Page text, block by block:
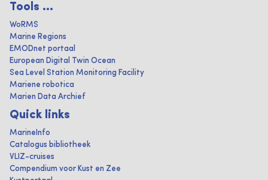
Tools ...
WoRMS
Marine Regions
EMODnet portaal
European Digital Twin Ocean
Sea Level Station Monitoring Facility
Mariene robotica
Marien Data Archief
Quick links
MarineInfo
Catalogus bibliotheek
VLIZ-cruises
Compendium voor Kust en Zee